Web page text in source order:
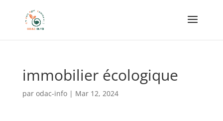
immobilier écologique
par odac-info| Mar 12, 2024